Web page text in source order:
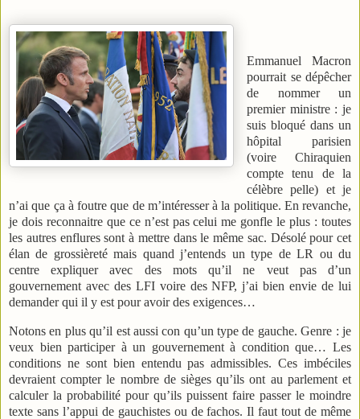
Emmanuel Macron
pourrait se dépêcher
de nommer un
premier ministre : je
suis bloqué dans un
hôpital parisien
(voire Chiraquien
compte tenu de la
célèbre pelle) et je
n’ai que ça à foutre que de m’intéresser à la politique. En revanche,
je dois reconnaitre que ce n’est pas celui me gonfle le plus : toutes
les autres enflures sont à mettre dans le même sac. Désolé pour cet
élan de grossièreté mais quand j’entends un type de LR ou du
centre expliquer avec des mots qu’il ne veut pas d’un
gouvernement avec des LFI voire des NFP, j’ai bien envie de lui
demander qui il y est pour avoir des exigences…
Notons en plus qu’il est aussi con qu’un type de gauche. Genre : je
veux bien participer à un gouvernement à condition que… Les
conditions ne sont bien entendu pas admissibles. Ces imbéciles
devraient compter le nombre de sièges qu’ils ont au parlement et
calculer la probabilité pour qu’ils puissent faire passer le moindre
texte sans l’appui de gauchistes ou de fachos. Il faut tout de même